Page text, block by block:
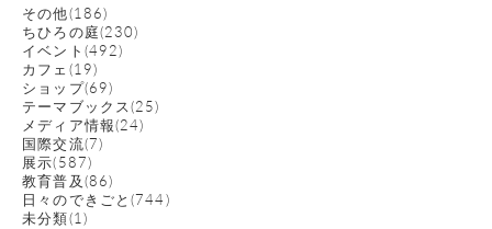
その他(186)
ちひろの庭(230)
イベント(492)
カフェ(19)
ショップ(69)
テーマブックス(25)
メディア情報(24)
国際交流(7)
展示(587)
教育普及(86)
日々のできごと(744)
未分類(1)